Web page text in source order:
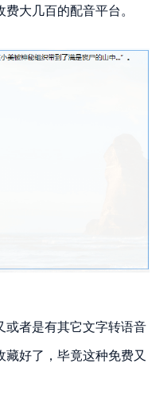
大几百的配音平台。
或者是有其它文字转语音
好了，毕竟这种免费又